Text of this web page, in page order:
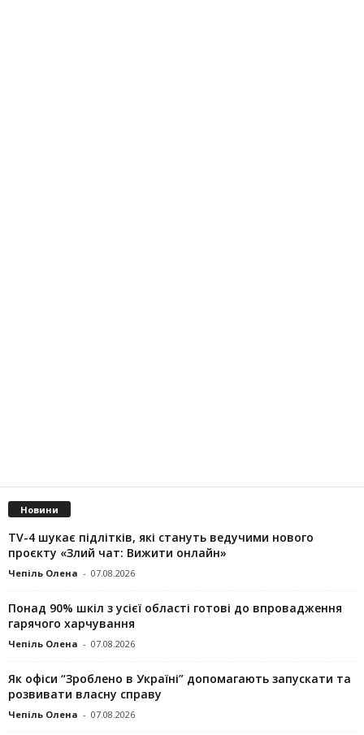
Новини
TV-4 шукає підлітків, які стануть ведучими нового
проєкту «Злий чат: Вижити онлайн»
Чепіль Олена - 07.08.2026
Понад 90% шкіл з усієї області готові до впровадження
гарячого харчування
Чепіль Олена - 07.08.2026
Як офіси “Зроблено в Україні” допомагають запускaти та
розвивати власну справу
Чепіль Олена - 07.08.2026